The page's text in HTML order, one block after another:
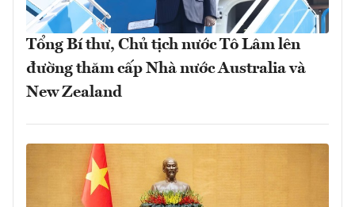
Tổng Bí thư, Chủ tịch nước Tô Lâm lên
đường thăm cấp Nhà nước Australia và
New Zealand